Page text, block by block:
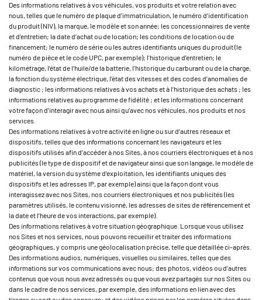
Des informations relatives à vos véhicules, vos produits et votre relation avec
nous, telles que le numéro de plaque d’immatriculation, le numéro d’identification
du produit (NIV), la marque, le modèle et son année; les concessionnaires de vente
et d’entretien; la date d’achat ou de location; les conditions de location ou de
financement; le numéro de série ou les autres identifiants uniques du produit (le
numéro de pièce et le code UPC, par exemple); l’historique d’entretien; le
kilométrage, l’état de l’huile/de la batterie, l’historique du carburant ou de la charge,
la fonction du système électrique, l’état des vitesses et des codes d’anomalies de
diagnostic ; les informations relatives à vos achats et à l’historique des achats ; les
informations relatives au programme de fidélité ; et les informations concernant
votre façon d’interagir avec nous ainsi qu’avec nos véhicules, nos produits et nos
services.
Des informations relatives à votre activité en ligne ou sur d’autres réseaux et
dispositifs, telles que des informations concernant les navigateurs et les
dispositifs utilisés afin d’accéder à nos Sites, à nos courriers électroniques et à nos
publicités (le type de dispositif et de navigateur ainsi que son langage, le modèle de
matériel, la version du système d’exploitation, les identifiants uniques des
dispositifs et les adresses IP, par exemple) ainsi que la façon dont vous
interagissez avec nos Sites, nos courriers électroniques et nos publicités (les
paramètres utilisés, le contenu visionné, les adresses de sites de référencement et
la date et l’heure de vos interactions, par exemple).
Des informations relatives à votre situation géographique. Lorsque vous utilisez
nos Sites et nos services, nous pouvons recueillir et traiter des informations
géographiques, y compris une géolocalisation précise, telle que détaillée ci-après.
Des informations audios, numériques, visuelles ou similaires, telles que des
informations sur vos communications avec nous; des photos, vidéos ou d’autres
contenus que vous nous avez adressés ou que vous avez partagés sur nos Sites ou
dans le cadre de nos services, par exemple, des informations en lien avec des